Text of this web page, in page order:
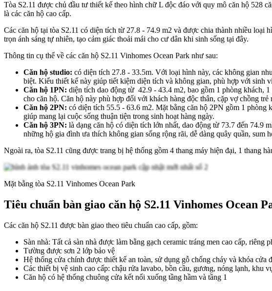
Tòa S2.11 được chủ đầu tư thiết kế theo hình chữ L độc đáo với quy mô căn hộ 528
là các căn hộ cao cấp.
Các căn hộ tại tòa S2.11 có diện tích từ 27.8 - 74.9 m2 và được chia thành nhiều
trọn ánh sáng tự nhiên, tạo cảm giác thoải mái cho cư dân khi sinh sống tại đây.
Thông tin cụ thể về các căn hộ S2.11 Vinhomes Ocean Park như sau:
Căn hộ studio: có diện tích 27.8 - 33.5m. Với loại hình này, các không gian
biệt. Kiểu thiết kế này giúp tiết kiệm diện tích và không gian, phù hợp với sinh
Căn hộ 1PN: diện tích dao động từ 42.9 - 43.4 m2, bao gồm 1 phòng khách,
cho căn hộ. Căn hộ này phù hợp đối với khách hàng độc thân, cặp vợ chồng
Căn hộ 2PN: có diện tích 55.5 - 63.6 m2. Mặt bằng căn hộ 2PN gồm 1
giúp mang lại cuộc sống thuận tiện trong sinh hoạt hàng ngày.
Căn hộ 3PN: là dạng căn hộ có diện tích lớn nhất, dao động từ 73.7 đến 74.9
những hộ gia đình ưa thích không gian sống rộng rãi, dễ dàng quây quần, sum
Ngoài ra, tòa S2.11 cũng được trang bị hệ thống gồm 4 thang máy hiện đại, 1 thang
Mặt bằng tòa S2.11 Vinhomes Ocean Park
Tiêu chuẩn bàn giao căn hộ S2.11 Vinhomes Ocean
Các căn hộ S2.11 được bàn giao theo tiêu chuẩn cao cấp, gồm:
Sàn nhà: Tất cả sàn nhà được làm bằng gạch ceramic tráng men cao cấp, riêng
Tường được sơn 2 lớp bảo vệ
Hệ thống cửa chính được thiết kế an toàn, sử dụng gỗ chống cháy và khóa cửa
Các thiết bị vệ sinh cao cấp: chậu rửa lavabo, bồn cầu, gương, nóng lạnh, khu
Căn hộ có hệ thống chuông cửa kết nối xuống tầng hầm và tầng 1